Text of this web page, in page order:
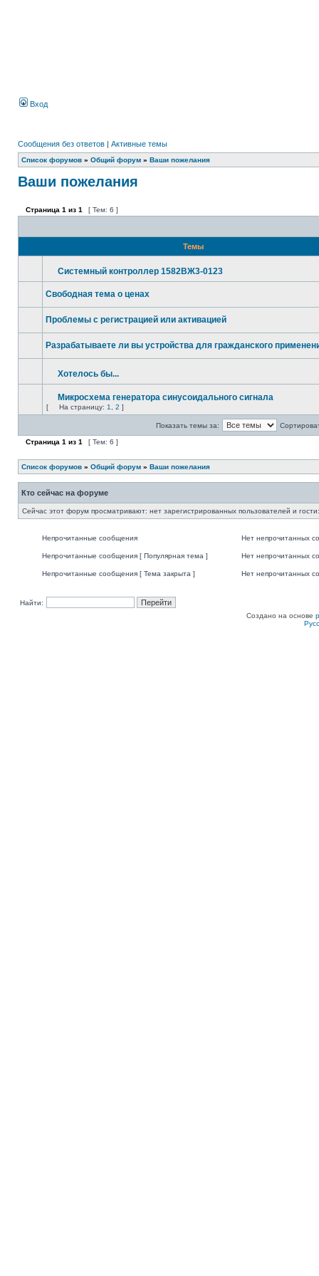
Вход
Сообщения без ответов | Активные темы
Список форумов » Общий форум » Ваши пожелания
Ваши пожелания
Страница 1 из 1 [ Тем: 6 ]
Темы
Системный контроллер 1582ВЖ3-0123
Свободная тема о ценах
Проблемы с регистрацией или активацией
Разрабатываете ли вы устройства для гражданского
Хотелось бы...
Микросхема генератора синусоидального сигнала
[ На страницу: 1 2 ]
Показать темы за:
Страница 1 из 1 [ Тем: 6 ]
Список форумов » Общий форум » Ваши пожелания
Кто сейчас на форуме
Сейчас этот форум просматривают: нет зарегистрированных пользователей и
Непрочитанные сообщения Нет непрочитанных
Непрочитанные сообщения [ Популярная тема ] Нет непрочитанных
Непрочитанные сообщения [ Тема закрыта ] Нет непрочитанных
Найти:
Создано на основе